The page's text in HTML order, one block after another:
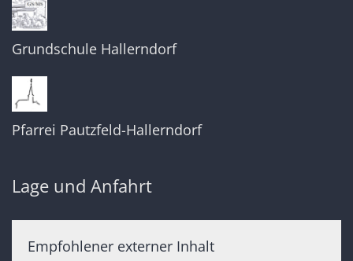
Grundschule Hallerndorf
Pfarrei Pautzfeld-Hallerndorf
Lage und Anfahrt
Empfohlener externer Inhalt